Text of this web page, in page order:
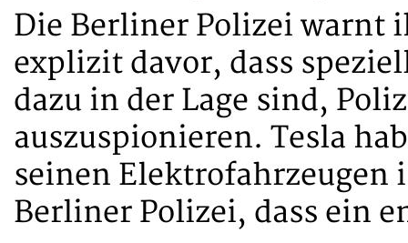
Die Berliner Polizei warnt
explizit davor, dass
dazu in der Lage sind,
auszuspionieren. Tesla
seinen Elektrofahrzeugen
Berliner Polizei, dass ein